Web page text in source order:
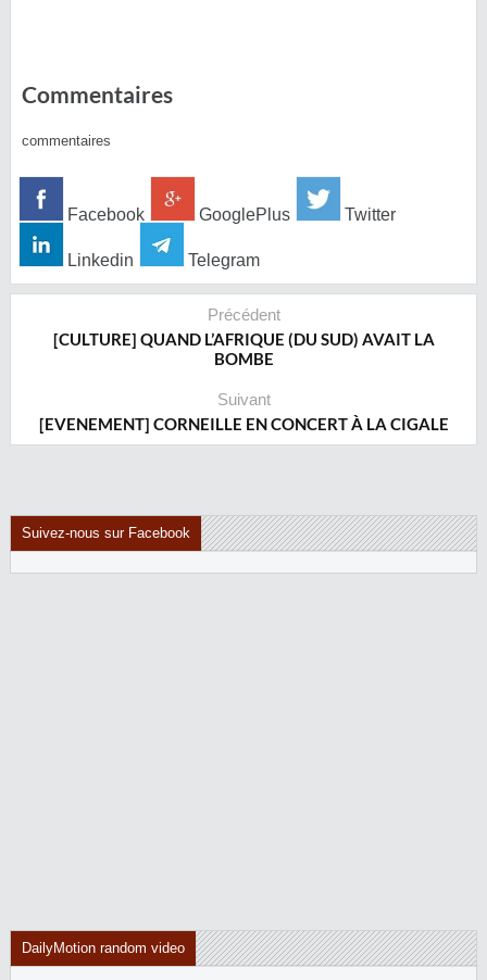
Commentaires
commentaires
Facebook GooglePlus Twitter
Linkedin Telegram
Précédent
[CULTURE] QUAND L’AFRIQUE (DU SUD) AVAIT LA
BOMBE
Suivant
[EVENEMENT] CORNEILLE EN CONCERT À LA CIGALE
Suivez-nous sur Facebook
DailyMotion random video